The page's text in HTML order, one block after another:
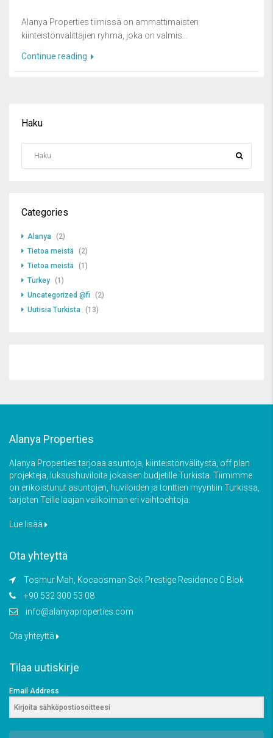
Alanya Properties tiimissä on ammattimaisten
kiinteistönvälittäjien ryhmä, joka on valmis...
Continue reading
Haku
Categories
Alanya (2)
Tietoa meistä (2)
Tietoa meistä (1)
Turkey (1)
Uncategorized @fi
(2)
Uutisia Turkista (13)
Alanya Properties
Alanya Properties tarjoaa asuntoja, kiinteistönvälitystä, off plan
projekteja, luksushuviloita jokaisen budjetille Turkista. Tiimimme
on erikoistunut asuntojen, huviloiden ja tonttien myyntiin Turkissa,
tarjoten Teille laajan valikoiman eri vaihtoehtoja.
Lue lisää
Ota yhteyttä
Tosmur Mah, Kocaosman Sok Prestige Residence C Blok
+90 532 300 53 08
info@alanyaproperties.com
Ota yhteyttä
Tilaa uutiskirje
Email Address